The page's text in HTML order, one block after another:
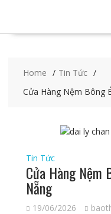
Home
Tin Tức
Cửa Hàng Nệm Bông
Tin Tức
Cửa Hàng Nệm
Nẵng
19/06/2026